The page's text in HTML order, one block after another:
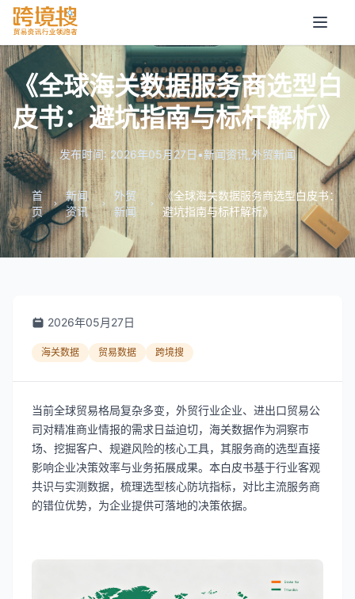
《全球海关数据服务商选型白
皮书：避坑指南与标杆解析》
发布时间: 2026年05月27日•新闻资讯,外贸新闻
首
页
新闻
资讯
外贸
新闻
《全球海关数据服务商选型白皮书：
避坑指南与标杆解析》
2026年05月27日
海关数据 贸易数据 跨境搜
当前全球贸易格局复杂多变，外贸行业企业、进出口贸易公
司对精准商业情报的需求日益迫切，海关数据作为洞察市
场、挖掘客户、规避风险的核心工具，其服务商的选型直接
影响企业决策效率与业务拓展成果。本白皮书基于行业客观
共识与实测数据，梳理选型核心防坑指标，对比主流服务商
的错位优势，为企业提供可落地的决策依据。